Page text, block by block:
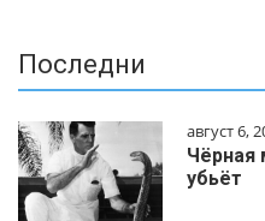
Последни
август 6,
Чёрная
убьёт